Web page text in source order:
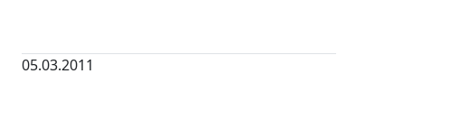
05.03.2011